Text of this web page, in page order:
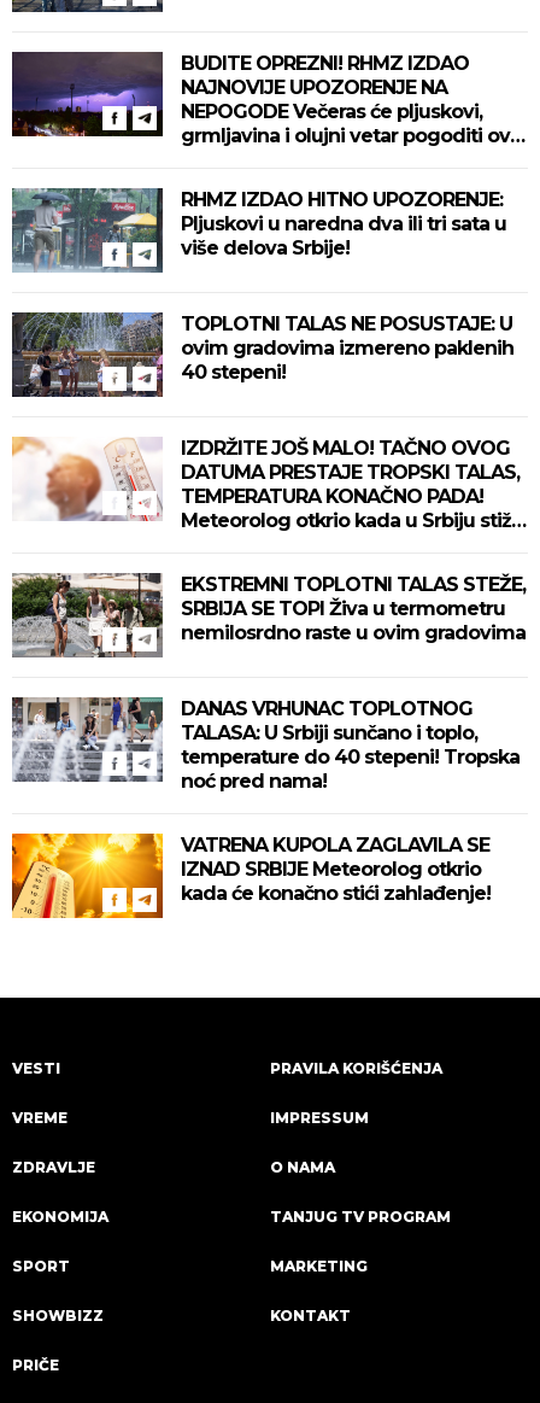
BUDITE OPREZNI! RHMZ IZDAO
NAJNOVIJE UPOZORENJE NA
NEPOGODE Večeras će pljuskovi,
grmljavina i olujni vetar pogoditi ove
RHMZ IZDAO HITNO UPOZORENJE:
Pljuskovi u naredna dva ili tri sata u
više delova Srbije!
TOPLOTNI TALAS NE POSUSTAJE: U
ovim gradovima izmereno paklenih
40 stepeni!
IZDRŽITE JOŠ MALO! TAČNO OVOG
DATUMA PRESTAJE TROPSKI TALAS,
TEMPERATURA KONAČNO PADA!
Meteorolog otkrio kada u Srbiju stiže
EKSTREMNI TOPLOTNI TALAS STEŽE,
SRBIJA SE TOPI Živa u termometru
nemilosrdno raste u ovim gradovima
DANAS VRHUNAC TOPLOTNOG
TALASA: U Srbiji sunčano i toplo,
temperature do 40 stepeni! Tropska
noć pred nama!
VATRENA KUPOLA ZAGLAVILA SE
IZNAD SRBIJE Meteorolog otkrio
kada će konačno stići zahlađenje!
VESTI
VREME
ZDRAVLJE
EKONOMIJA
SPORT
SHOWBIZZ
PRIČE
PRAVILA KORIŠĆENJA
IMPRESSUM
O NAMA
TANJUG TV PROGRAM
MARKETING
KONTAKT